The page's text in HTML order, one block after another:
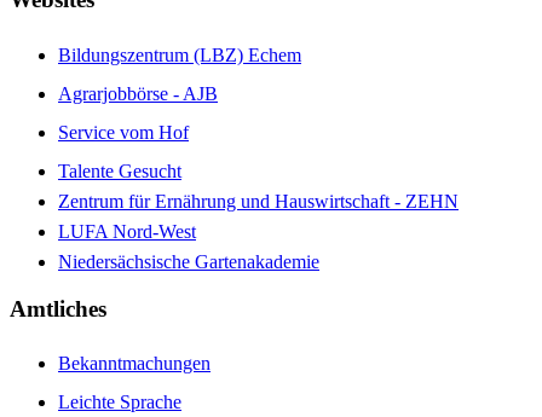
Bildungszentrum (LBZ) Echem
Agrarjobbörse - AJB
Service vom Hof
Talente Gesucht
Zentrum für Ernährung und Hauswirtschaft - ZEHN
LUFA Nord-West
Niedersächsische Gartenakademie
Amtliches
Bekanntmachungen
Leichte Sprache